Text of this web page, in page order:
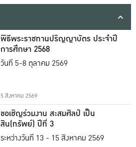
พิธีพระราชทานปริญญาบัตร ประจำปี
การศึกษา 2568
วันที่ 5-8 ตุลาคม 2569
5 สิงหาคม 2569
ขอเชิญร่วมงาน สะสมศิลป์ เป็น
สิน(ทรัพย์) ปีที่ 3
ระหว่างวันที่ 13 - 15 สิงหาคม 2569